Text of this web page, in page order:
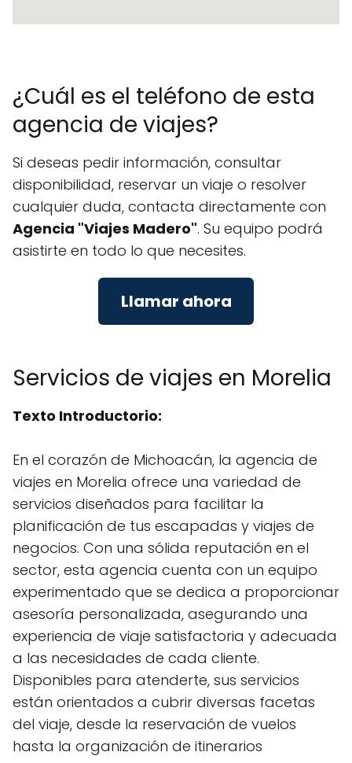
¿Cuál es el teléfono de esta
agencia de viajes?
Si deseas pedir información, consultar
disponibilidad, reservar un viaje o resolver
cualquier duda, contacta directamente con
Agencia "Viajes Madero". Su equipo podrá
asistirte en todo lo que necesites.
Llamar ahora
Servicios de viajes en Morelia
Texto Introductorio:
En el corazón de Michoacán, la agencia de
viajes en Morelia ofrece una variedad de
servicios diseñados para facilitar la
planificación de tus escapadas y viajes de
negocios. Con una sólida reputación en el
sector, esta agencia cuenta con un equipo
experimentado que se dedica a proporcionar
asesoría personalizada, asegurando una
experiencia de viaje satisfactoria y adecuada
a las necesidades de cada cliente.
Disponibles para atenderte, sus servicios
están orientados a cubrir diversas facetas
del viaje, desde la reservación de vuelos
hasta la organización de itinerarios